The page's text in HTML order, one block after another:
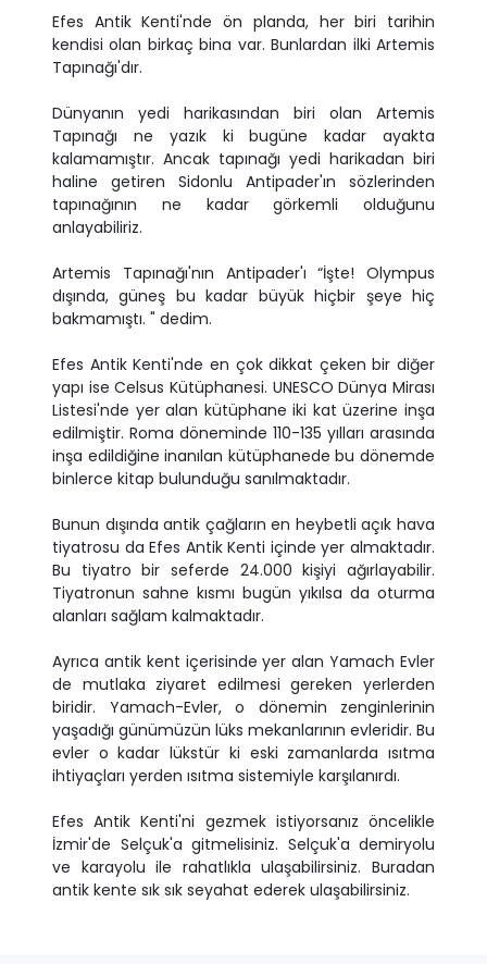
Efes Antik Kenti'nde ön planda, her biri tarihin
kendisi olan birkaç bina var. Bunlardan ilki Artemis
Tapınağı'dır.
Dünyanın yedi harikasından biri olan Artemis
Tapınağı ne yazık ki bugüne kadar ayakta
kalamamıştır. Ancak tapınağı yedi harikadan biri
haline getiren Sidonlu Antipader'ın sözlerinden
tapınağının ne kadar görkemli olduğunu
anlayabiliriz.
Artemis Tapınağı'nın Antipader'ı “İşte! Olympus
dışında, güneş bu kadar büyük hiçbir şeye hiç
bakmamıştı. " dedim.
Efes Antik Kenti'nde en çok dikkat çeken bir diğer
yapı ise Celsus Kütüphanesi. UNESCO Dünya Mirası
Listesi'nde yer alan kütüphane iki kat üzerine inşa
edilmiştir. Roma döneminde 110-135 yılları arasında
inşa edildiğine inanılan kütüphanede bu dönemde
binlerce kitap bulunduğu sanılmaktadır.
Bunun dışında antik çağların en heybetli açık hava
tiyatrosu da Efes Antik Kenti içinde yer almaktadır.
Bu tiyatro bir seferde 24.000 kişiyi ağırlayabilir.
Tiyatronun sahne kısmı bugün yıkılsa da oturma
alanları sağlam kalmaktadır.
Ayrıca antik kent içerisinde yer alan Yamach Evler
de mutlaka ziyaret edilmesi gereken yerlerden
biridir. Yamach-Evler, o dönemin zenginlerinin
yaşadığı günümüzün lüks mekanlarının evleridir. Bu
evler o kadar lükstür ki eski zamanlarda ısıtma
ihtiyaçları yerden ısıtma sistemiyle karşılanırdı.
Efes Antik Kenti'ni gezmek istiyorsanız öncelikle
İzmir'de Selçuk'a gitmelisiniz. Selçuk'a demiryolu
ve karayolu ile rahatlıkla ulaşabilirsiniz. Buradan
antik kente sık sık seyahat ederek ulaşabilirsiniz.